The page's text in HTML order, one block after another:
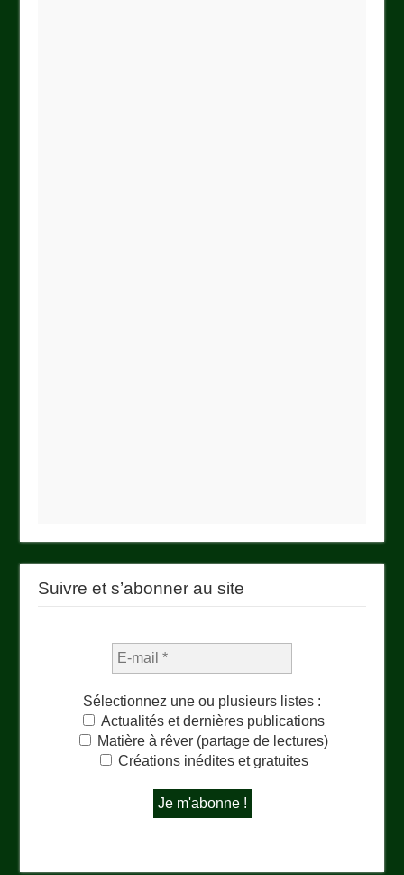
Suivre et s’abonner au site
Sélectionnez une ou plusieurs listes :
Actualités et dernières publications
Matière à rêver (partage de lectures)
Créations inédites et gratuites